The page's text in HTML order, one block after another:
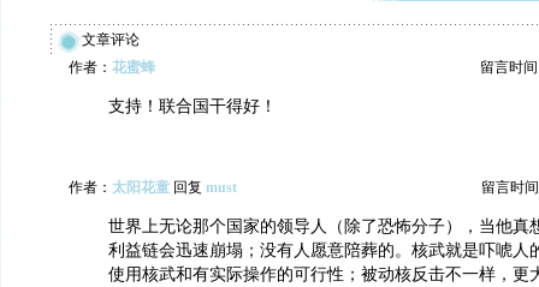
文章评论
作者： 花蜜蜂 留言时间
支持！联合国干得好！
作者： 太阳花童 回复 must 留言时
世界上无论那个国家的领导人（除了恐怖分子），当他真
利益链会迅速崩塌；没有人愿意陪葬的。核武就是吓唬人
使用核武和有实际操作的可行性；被动核反击不一样，更